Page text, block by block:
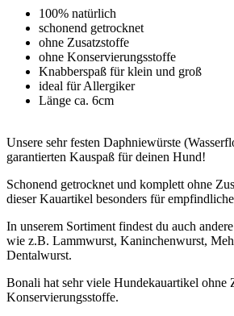
100% natürlich
schonend getrocknet
ohne Zusatzstoffe
ohne Konservierungsstoffe
Knabberspaß für klein und groß
ideal für Allergiker
Länge ca. 6cm
Unsere sehr festen Daphniewürste
garantierten Kauspaß für deinen Hund!
Schonend getrocknet und komplett ohne
dieser Kauartikel besonders für
In unserem Sortiment findest du auch andere
wie z.B. Lammwurst, Kaninchenwurst,
Dentalwurst.
Bonali hat sehr viele Hundekauartikel ohne
Konservierungsstoffe.